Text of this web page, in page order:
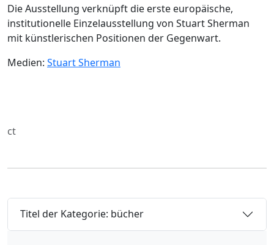
Die Ausstellung verknüpft die erste europäische,
institutionelle Einzelausstellung von Stuart Sherman
mit künstlerischen Positionen der Gegenwart.
Medien: Stuart Sherman
ct
Titel der Kategorie: bücher